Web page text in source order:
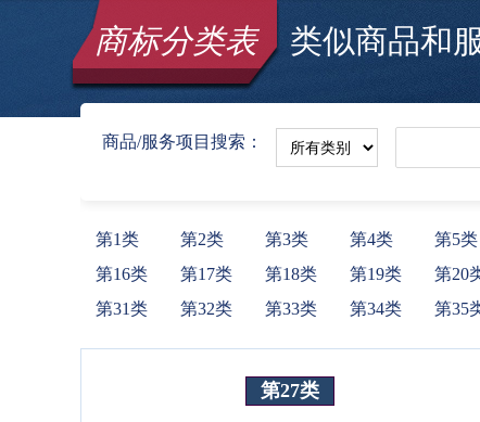
商标分类表类似商品和服
商品/服务项目搜索：
第1类 第2类 第3类 第4类 第5类
第16类
第17类 第18类 第19类 第20
第31类
第32类 第33类 第34类 第35
第27类